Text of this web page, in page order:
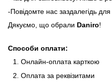
-Повідомте нас заздалегідь для
Дякуємо, що обрали Daniro!
Способи оплати:
Онлайн-оплата карткою
Оплата за реквізитами